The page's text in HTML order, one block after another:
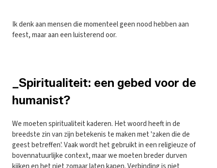
Ik denk aan mensen die momenteel geen nood hebben aan
feest, maar aan een luisterend oor.
_Spiritualiteit: een gebed voor de
humanist?
We moeten spiritualiteit kaderen. Het woord heeft in de
breedste zin van zijn betekenis te maken met 'zaken die de
geest betreffen'. Vaak wordt het gebruikt in een religieuze of
bovennatuurlijke context, maar we moeten breder durven